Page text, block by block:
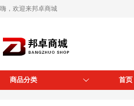
嗨，欢迎来邦卓商城
商品分类 首页